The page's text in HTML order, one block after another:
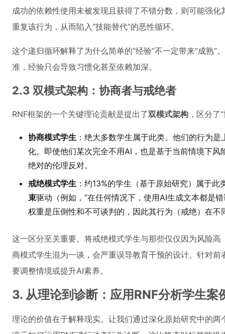
成功的依赖性使用未被发现且获得了不错分数，则可能强
重复该行为，从而陷入“技能替代”的恶性循环。
这个递归循环解释了为什么简单的“经验”不一定带来“成熟”
准，经验只会导致习惯化甚至依赖加深。
2.3 双模式架构：协商者与戒绝者
RNF框架的一个关键理论贡献是提出了双模式架构 ，区分了
协商模式学生 ：绝大多数学生属于此类。他们的行为
化。即使他们某次完全不用AI，也是基于当前情境下风
绝对的伦理反对。
戒绝模式学生 ：约13%的学生（基于原始研究）属于此
束驱动（例如，“在任何情况下，使用AI生成文本都是
权重是压倒性和不可谈判的，因此其行为（戒绝）在不
这一区分至关重要。将戒绝模式学生与那些仅仅因为风险
商模式学生混为一谈，会严重误导教育干预的设计。针对
要调整情境或提升AI素养。
3. 从理论到诊断：应用RNF分析学生案
理论的价值在于解释现实。让我们通过深化原始研究中